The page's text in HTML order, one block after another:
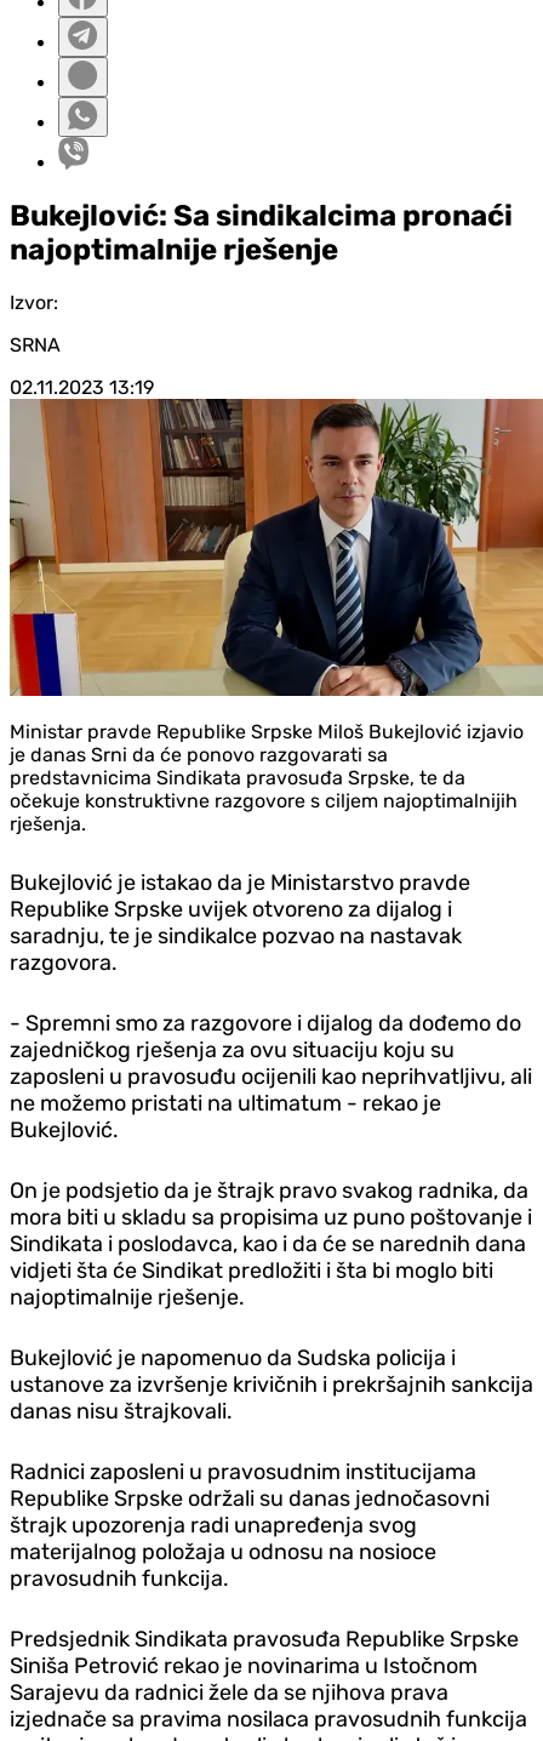
Bukejlović: Sa sindikalcima pronaći
najoptimalnije rješenje
Izvor:
SRNA
02.11.2023 13:19
Ministar pravde Republike Srpske Miloš Bukejlović izjavio
je danas Srni da će ponovo razgovarati sa
predstavnicima Sindikata pravosuđa Srpske, te da
očekuje konstruktivne razgovore s ciljem najoptimalnijih
rješenja.
Bukejlović je istakao da je Ministarstvo pravde
Republike Srpske uvijek otvoreno za dijalog i
saradnju, te je sindikalce pozvao na nastavak
razgovora.
- Spremni smo za razgovore i dijalog da dođemo do
zajedničkog rješenja za ovu situaciju koju su
zaposleni u pravosuđu ocijenili kao neprihvatljivu, ali
ne možemo pristati na ultimatum - rekao je
Bukejlović.
On je podsjetio da je štrajk pravo svakog radnika, da
mora biti u skladu sa propisima uz puno poštovanje i
Sindikata i poslodavca, kao i da će se narednih dana
vidjeti šta će Sindikat predložiti i šta bi moglo biti
najoptimalnije rješenje.
Bukejlović je napomenuo da Sudska policija i
ustanove za izvršenje krivičnih i prekršajnih sankcija
danas nisu štrajkovali.
Radnici zaposleni u pravosudnim institucijama
Republike Srpske održali su danas jednočasovni
štrajk upozorenja radi unapređenja svog
materijalnog položaja u odnosu na nosioce
pravosudnih funkcija.
Predsjednik Sindikata pravosuđa Republike Srpske
Siniša Petrović rekao je novinarima u Istočnom
Sarajevu da radnici žele da se njihova prava
izjednače sa pravima nosilaca pravosudnih funkcija